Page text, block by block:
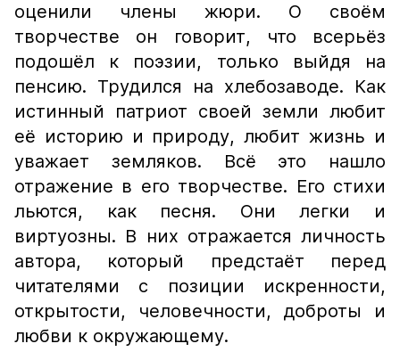
оценили члены жюри. О своём
творчестве он говорит, что всерьёз
подошёл к поэзии, только выйдя на
пенсию. Трудился на хлебозаводе. Как
истинный патриот своей земли любит
её историю и природу, любит жизнь и
уважает земляков. Всё это нашло
отражение в его творчестве. Его стихи
льются, как песня. Они легки и
виртуозны. В них отражается личность
автора, который предстаёт перед
читателями с позиции искренности,
открытости, человечности, доброты и
любви к окружающему.